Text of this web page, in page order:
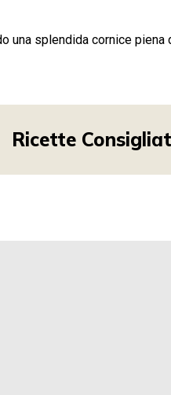
una splendida cornice piena
Ricette